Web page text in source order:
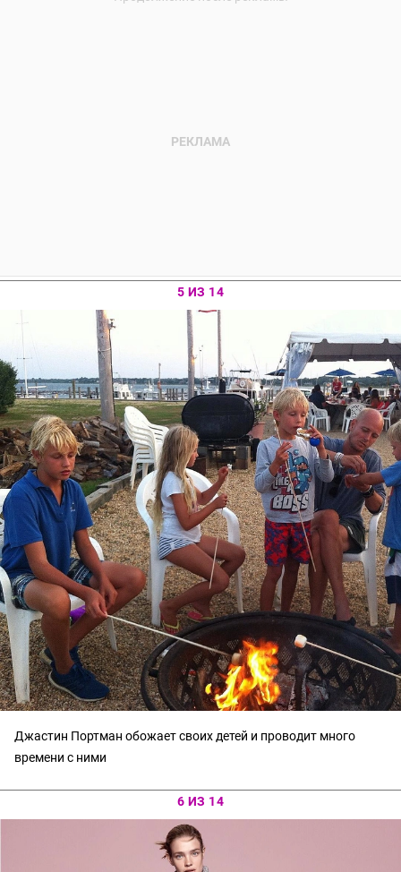
5 ИЗ 14
Джастин Портман обожает своих детей и проводит много
времени с ними
6 ИЗ 14